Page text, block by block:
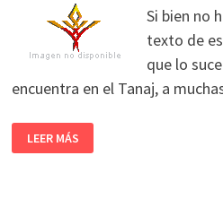
Si bien no
texto de
que lo
encuentra en el Tanaj, a
LEER MÁS